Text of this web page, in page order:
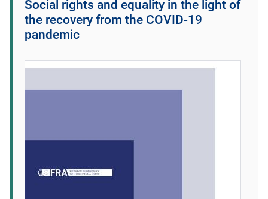
Social rights and equality in the light of
the recovery from the COVID-19
pandemic